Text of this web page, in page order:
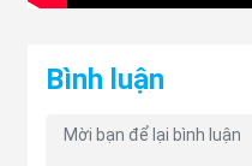
Bình luận